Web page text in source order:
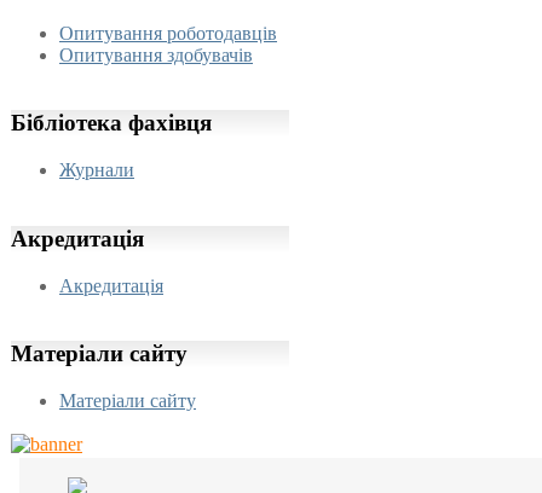
Опитування роботодавців
Опитування здобувачів
Бібліотека фахівця
Журнали
Акредитація
Акредитація
Матеріали сайту
Матеріали сайту